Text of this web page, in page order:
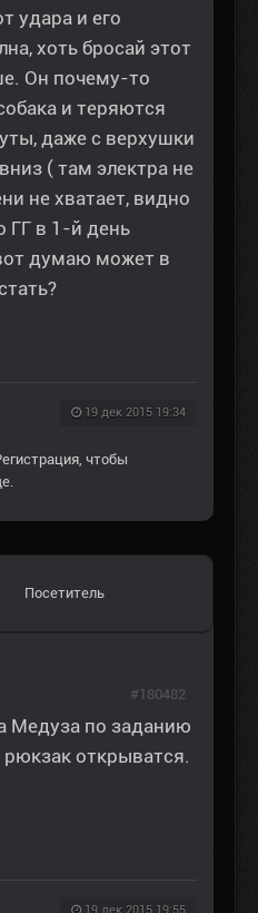
удара и его
хоть бросай этот
Он почему-то
и теряются
даже с верхушки
( там электра не
не хватает, видно
ГГ в 1-й день
думаю может в
19 дек 2015 19:34
, чтобы
Посетитель
Медуза по заданию
открыватся.
19 дек 2015 19:55
#180482